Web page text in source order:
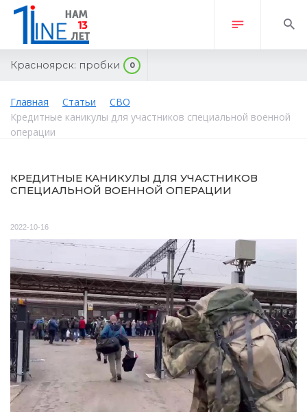
Красноярск: пробки 0
Главная Статьи
СВО
Кредитные каникулы для участников специальной военной
операции
КРЕДИТНЫЕ КАНИКУЛЫ ДЛЯ УЧАСТНИКОВ
СПЕЦИАЛЬНОЙ ВОЕННОЙ ОПЕРАЦИИ
2022-10-16